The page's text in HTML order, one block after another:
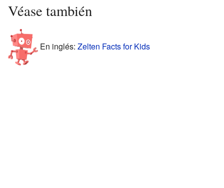
Véase también
En inglés: Zelten Facts for Kids